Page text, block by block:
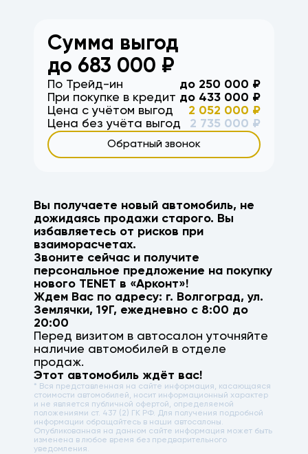
Сумма выгод
до 683 000 ₽
По Трейд-ин до 250 000 ₽
При покупке в кредит до 433 000 ₽
Цена с учётом выгод
2 052 000 ₽
Цена без учёта выгод
2 735 000 ₽
Обратный звонок
Вы получаете новый автомобиль, не
дожидаясь продажи старого. Вы
избавляетесь от рисков при
взаиморасчетах.
Звоните сейчас и получите
персональное предложение на покупку
нового TENET в «Арконт»!
Ждем Вас по адресу: г. Волгоград,ул.
Землячки, 19Г, ежедневно с 8:00 до
20:00
Перед визитом в автосалон уточняйте
наличие автомобилей в отделе
продаж.
Этот автомобиль ждёт вас!
* Вся представленная на сайте информация, касающаяся
стоимости автомобилей, носит информационный характер
и не является публичной офертой, определяемой
положениями ст. 437 (2) ГК РФ. Для получения подробной
информации обращайтесь в наши автосалоны.
Опубликованная на данном сайте информация может быть
изменена в любое время без предварительного
уведомления.